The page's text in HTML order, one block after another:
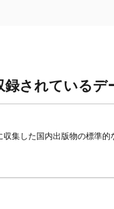
録されているデ
集した国内出版物の標準的